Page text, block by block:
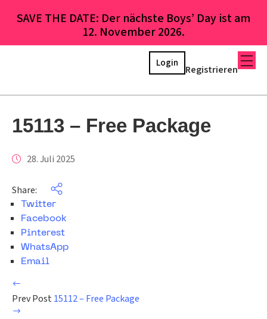
SAVE THE DATE: Der nächste Boys’ Day ist am
12. November 2026.
Registrieren
Login
15113 – Free Package
28. Juli 2025
Share:
Twitter
Facebook
Pinterest
WhatsApp
Email
Prev Post 15112 – Free Package